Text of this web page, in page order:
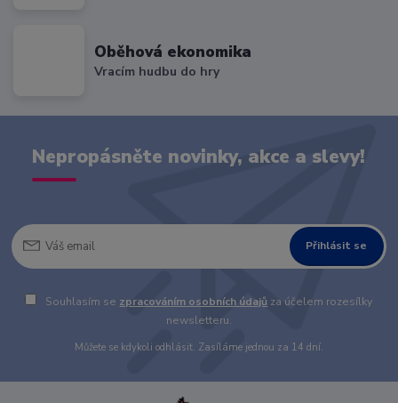
Oběhová ekonomika
Vracím hudbu do hry
Nepropásněte novinky, akce a slevy!
Přihlásit se
Souhlasím se zpracováním osobních údajů za účelem rozesílky
newsletteru.
Můžete se kdykoli odhlásit. Zasíláme jednou za 14 dní.